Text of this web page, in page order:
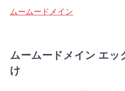
ムームードメイン
ムームードメイン エッ
け